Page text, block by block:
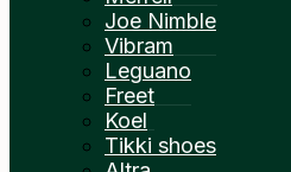
Joe Nimble
Vibram
Leguano
Freet
Koel
Tikki shoes